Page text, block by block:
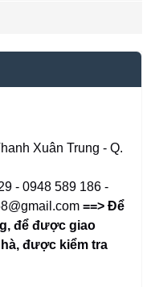
Xuân Trung - Q.
- 0948 589 186 -
==> Để
,để được giao
được kiểm tra